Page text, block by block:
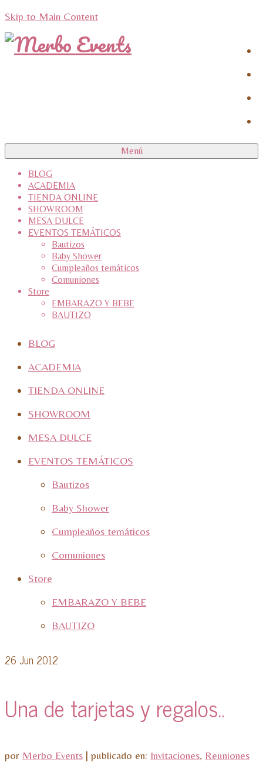
Skip to Main Content
Menú
BLOG
ACADEMIA
TIENDA ONLINE
SHOWROOM
MESA DULCE
EVENTOS TEMÁTICOS
Bautizos
Baby Shower
Cumpleaños temáticos
Comuniones
Store
EMBARAZO Y BEBE
BAUTIZO
BLOG
ACADEMIA
TIENDA ONLINE
SHOWROOM
MESA DULCE
EVENTOS TEMÁTICOS
Bautizos
Baby Shower
Cumpleaños temáticos
Comuniones
Store
EMBARAZO Y BEBE
BAUTIZO
26 Jun 2012
Una de tarjetas y regalos..
por Merbo Events | publicado en: Invitaciones, Reuniones